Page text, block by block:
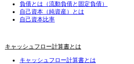
負債とは（流動負債と固定負債）
自己資本（純資産）とは
自己資本比率
キャッシュフロー計算書とは
キャッシュフロー計算書とは